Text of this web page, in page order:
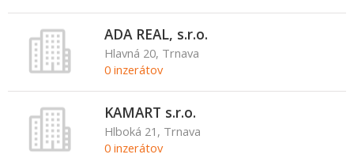
ADA REAL, s.r.o.
Hlavná 20, Trnava
0 inzerátov
KAMART s.r.o.
Hlboká 21, Trnava
0 inzerátov